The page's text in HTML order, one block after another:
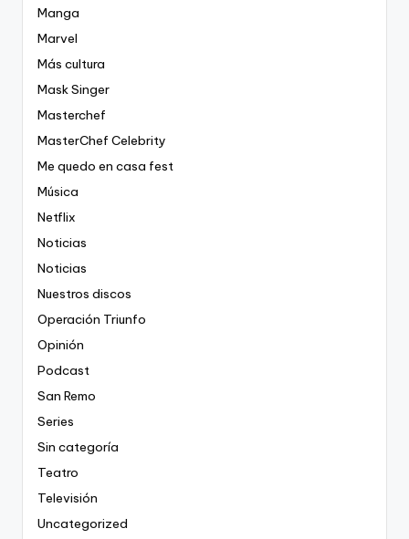
Manga
Marvel
Más cultura
Mask Singer
Masterchef
MasterChef Celebrity
Me quedo en casa fest
Música
Netflix
Noticias
Noticias
Nuestros discos
Operación Triunfo
Opinión
Podcast
San Remo
Series
Sin categoría
Teatro
Televisión
Uncategorized